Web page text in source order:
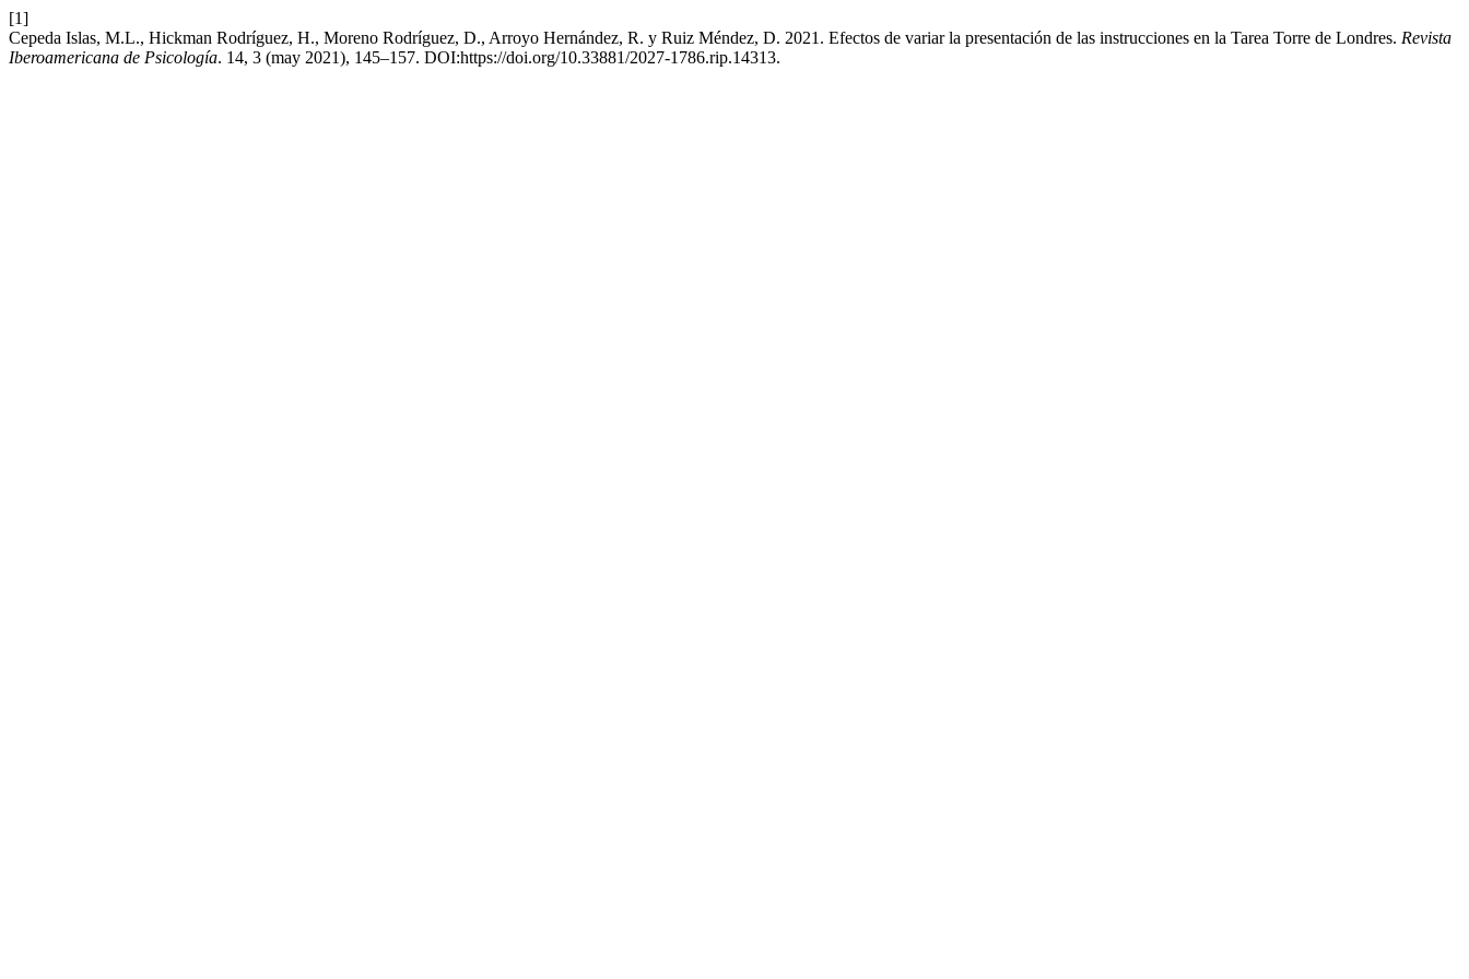
[1]
Cepeda Islas, M.L., Hickman Rodríguez, H., Moreno Rodríguez, D., Arroyo Hernández, R. y Ruiz Méndez, D. 2021. Efectos de variar la presentación de las instrucciones en la Tarea Torre de Londres. Revista
Iberoamericana de Psicología. 14, 3 (may 2021), 145–157. DOI:https://doi.org/10.33881/2027-1786.rip.14313.